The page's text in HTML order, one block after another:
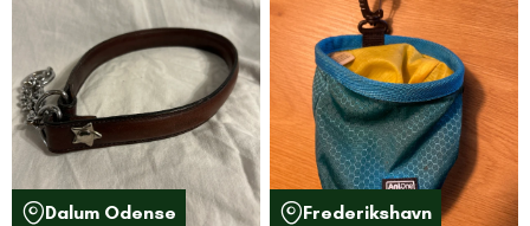
Dalum Odense
Frederikshavn